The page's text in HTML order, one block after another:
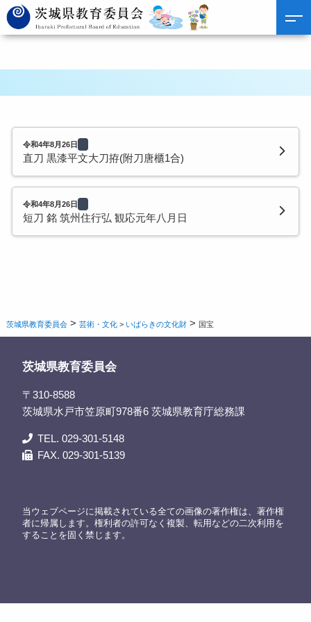
令和4年8月26日
直刀 黒漆平文大刀拵(附刀唐櫃1合)
令和4年8月26日
短刀 銘 筑州住行弘 観応元年八月日
茨城県教育委員会 >芸術・文化 > いばらきの文化財 > 国宝
茨城県教育委員会
〒310-8588
茨城県水戸市笠原町978番6 茨城県教育庁総務課
TEL. 029-301-5148
FAX. 029-301-5139
当ウェブページに掲載されている全ての画像の著作権は、著作権
者に帰属します。権利者の許可なく複製、転用などの二次利用を
することを固く禁じます。